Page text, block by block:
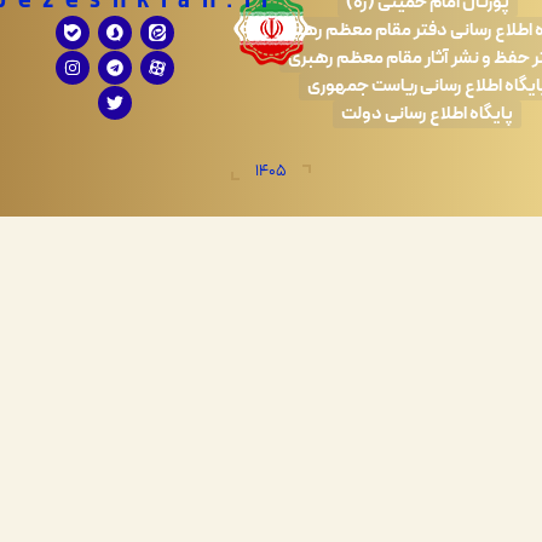
رسانی دفتر مقام معظم رهبری
آثار مقام معظم رهبری
رسانی ریاست جمهوری
اطلاع رسانی دولت